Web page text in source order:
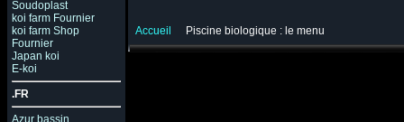
Soudoplast
koi farm Fournier
koi farm Shop
Fournier
Japan koi
E-koi
.FR
Azur bassin
Accueil Piscine biologique : le menu